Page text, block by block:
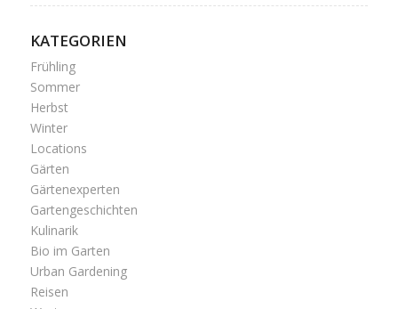
KATEGORIEN
Frühling
Sommer
Herbst
Winter
Locations
Gärten
Gärtenexperten
Gartengeschichten
Kulinarik
Bio im Garten
Urban Gardening
Reisen